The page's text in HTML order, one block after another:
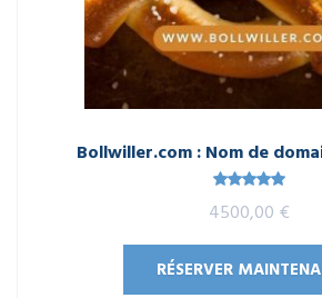
Bollwiller.com : Nom de
Note
5.00
sur 5
4500,00 €
RÉSERVER